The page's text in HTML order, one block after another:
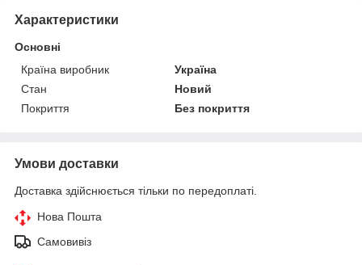
Характеристики
Основні
Країна виробник
Україна
Стан
Новий
Покриття
Без покриття
Умови доставки
Доставка здійснюється тільки по передоплаті.
Нова Пошта
Самовивіз